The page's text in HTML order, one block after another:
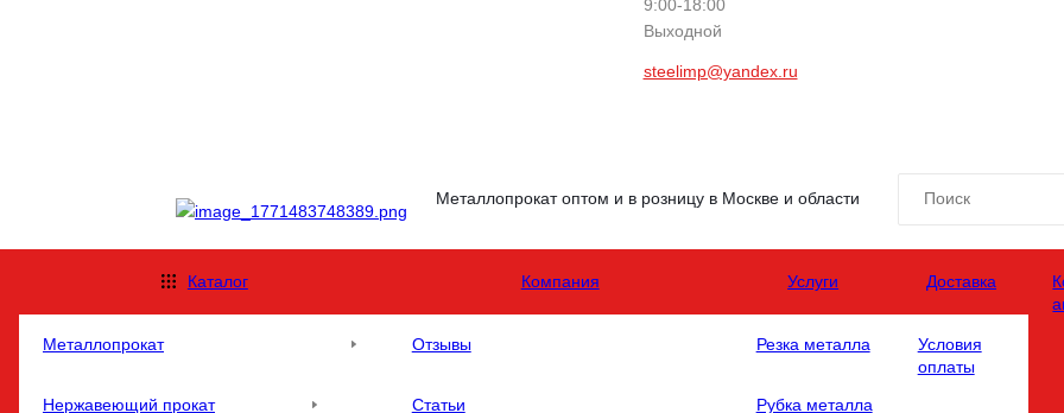
9:00-18:00
Выходной
steelimp@yandex.ru
Металлопрокат оптом и в розницу в Москве и области
Каталог
Металлопрокат
Нержавеющий прокат
Компания
Отзывы
Статьи
Услуги
Резка металла
Рубка металла
Доставка
Условия
оплаты